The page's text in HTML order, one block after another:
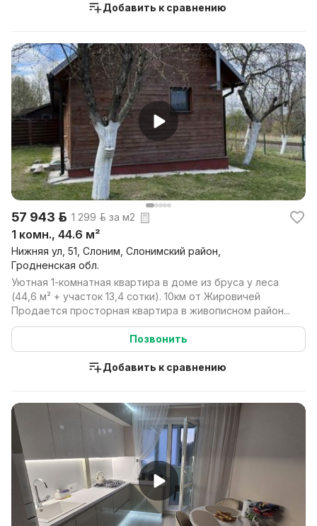
Добавить к сравнению
57 943 р. 1 299 р. за м2
1 комн., 44.6 м²
Нижняя ул, 51, Слоним, Слонимский район,
Гродненская обл.
Уютная 1-комнатная квартира в доме из бруса у леса
(44,6 м² + участок 13,4 сотки). 10км от Жировичей
Продается просторная квартира в живописном район...
Позвонить
Добавить к сравнению